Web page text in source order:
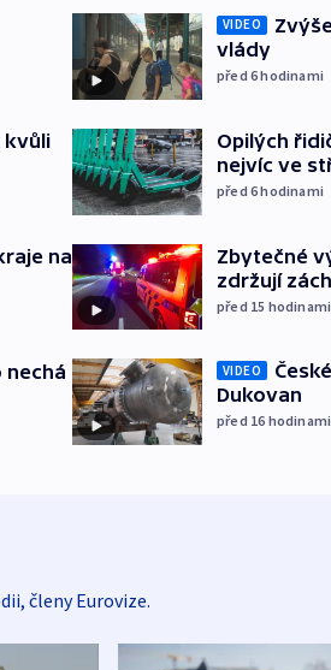
kvůli
na
nechá
VIDEO
vlády
před 6hodinami
Opilých
nejvíc ve
před 6hodinami
Zbytečné
zdržují
před 15 hodinami
VIDEO
Dukovan
před 16 hodinami
členy Eurovize.